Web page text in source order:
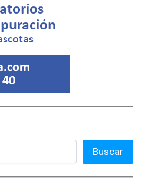
Buscar